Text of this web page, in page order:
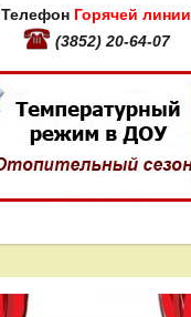
Телефон Горячей линии
(3852) 20-64-07